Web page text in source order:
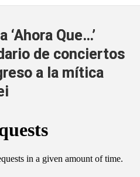
‘Ahora Que…’
de conciertos
a la mítica